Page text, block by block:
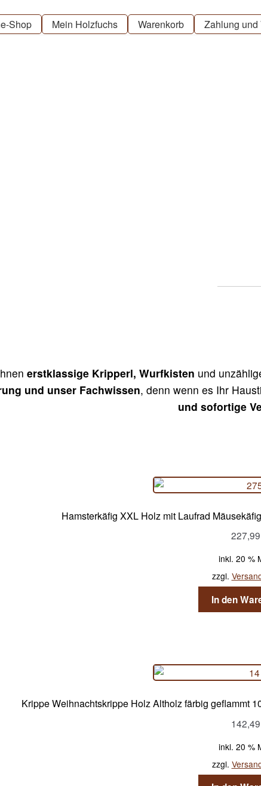
Shop Mein Holzfuchs Warenkorb Zahlung und
erstklassige Kripperl, Wurfkisten und
und unser Fachwissen, denn wenn es Ihr
und sofortige
Hamsterkäfig XXL Holz mit Laufrad
227,99
inkl. 20 %
zzgl.
In den
Krippe Weihnachtskrippe Holz Altholz färbig geflammt
142,49
inkl. 20 %
zzgl.